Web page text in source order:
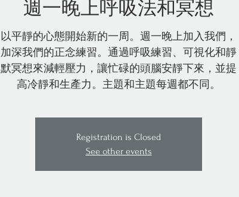
週一晚上呼吸法和冥想
以平靜的心態開始新的一周。週一晚上加入我們，
加深我們的正念練習。通過呼吸練習、可視化和靜
默冥想來減輕壓力，讓忙碌的頭腦安靜下來，並提
高冷靜和生產力。主題和主題每週都不同。
Registration is Closed
See other events